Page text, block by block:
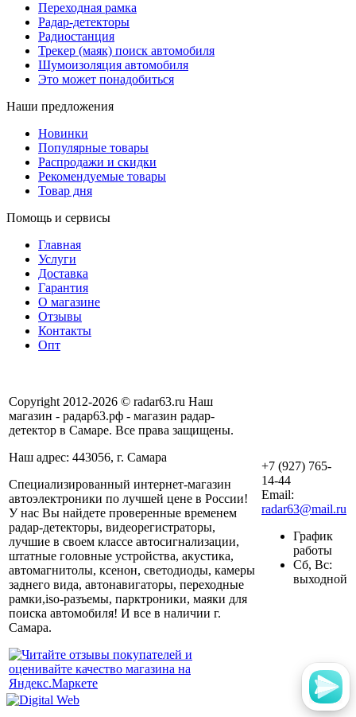
Переходная рамка
Радар-детекторы
Радиостанция
Трекер (маяк) поиск автомобиля
Шумоизоляция автомобиля
Это может понадобиться
Наши предложения
Новинки
Популярные товары
Распродажи и скидки
Рекомендуемые товары
Товар дня
Помощь и сервисы
Главная
Услуги
Доставка
Гарантия
О магазине
Отзывы
Контакты
Опт
Copyright 2012-2026 © radar63.ru Наш
магазин - радар63.рф - магазин радар-
детектор в Самаре. Все права защищены.
Наш адрес: 443056, г. Самара
Специализированный интернет-магазин
автоэлектроники по лучшей цене в России!
У нас Вы найдете проверенные временем
радар-детекторы, видеорегистраторы,
лучшие в своем классе автосигнализации,
штатные головные устройства, акустика,
автомагнитолы, ксенон, светодиоды, камеры
заднего вида, автонавигаторы, переходные
рамки,iso-разъемы, парктроники, маяки для
поиска автомобиля! И все в наличии г.
Самара.
+7 (927) 765-
14-44
Email:
radar63@mail.ru
График
работы
Сб, Вс:
выходной